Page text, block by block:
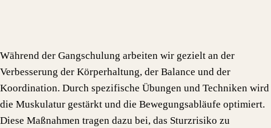
Während der Gangschulung arbeiten wir gezielt an der
Verbesserung der Körperhaltung, der Balance und der
Koordination. Durch spezifische Übungen und Techniken wird
die Muskulatur gestärkt und die Bewegungsabläufe optimiert.
Diese Maßnahmen tragen dazu bei, das Sturzrisiko zu